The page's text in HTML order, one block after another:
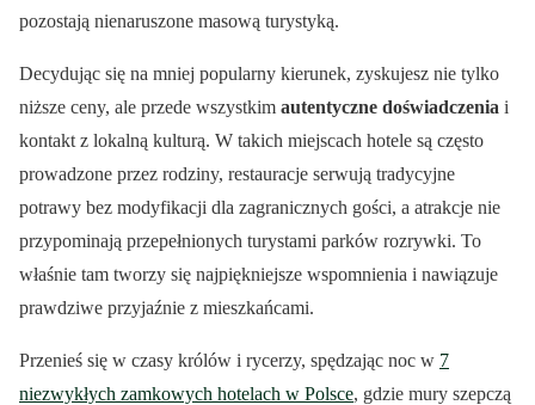
pozostają nienaruszone masową turystyką.
Decydując się na mniej popularny kierunek, zyskujesz nie tylko
niższe ceny, ale przede wszystkim autentyczne doświadczenia i
kontakt z lokalną kulturą. W takich miejscach hotele są często
prowadzone przez rodziny, restauracje serwują tradycyjne
potrawy bez modyfikacji dla zagranicznych gości, a atrakcje nie
przypominają przepełnionych turystami parków rozrywki. To
właśnie tam tworzy się najpiękniejsze wspomnienia i nawiązuje
prawdziwe przyjaźnie z mieszkańcami.
Przenieś się w czasy królów i rycerzy, spędzając noc w 7
niezwykłych zamkowych hotelach w Polsce, gdzie mury szepczą